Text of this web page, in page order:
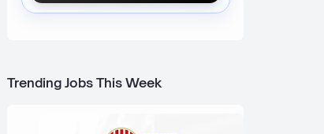
Trending Jobs This Week